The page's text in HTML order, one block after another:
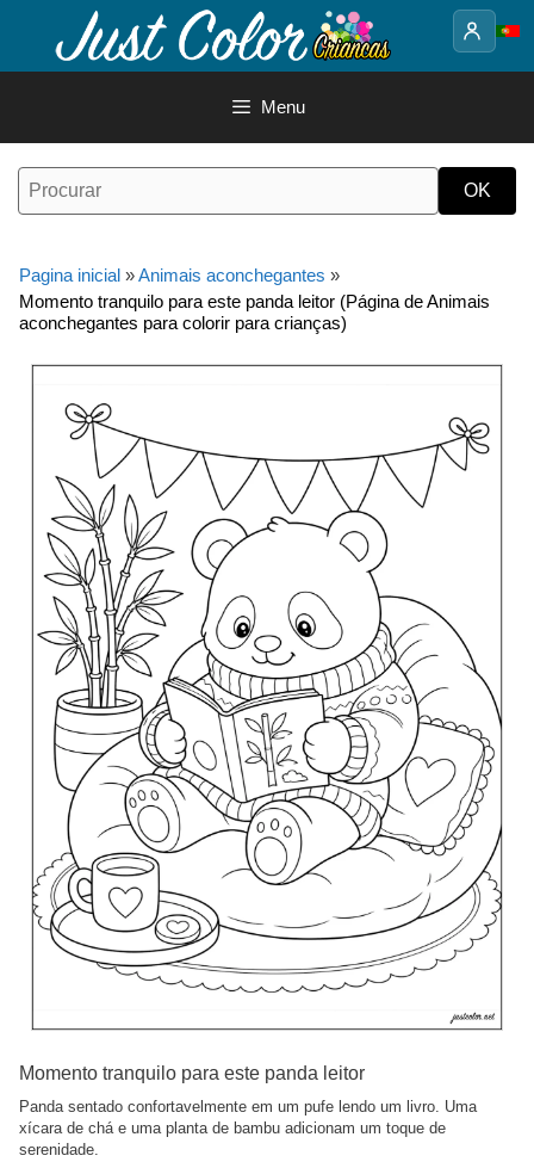
o
Menu
Pagina inicial »Animais aconchegantes »
Momento tranquilo para este panda leitor (Página de Animais
aconchegantes para colorir para crianças)
Momento tranquilo para este panda leitor
Panda sentado confortavelmente em um pufe lendo um livro. Uma
xícara de chá e uma planta de bambu adicionam um toque de
serenidade.